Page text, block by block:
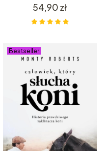
Cena
54,90 zł
Bestseller